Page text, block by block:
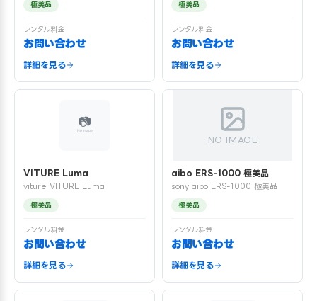
極美品
レンタル料金
お問い合わせ
詳細を見る
極美品
レンタル料金
お問い合わせ
詳細を見る
VITURE Luma
viture VITURE Luma
極美品
レンタル料金
お問い合わせ
詳細を見る
NO IMAGE
aibo ERS-1000 極美品
sony aibo ERS-1000 極美品
極美品
レンタル料金
お問い合わせ
詳細を見る